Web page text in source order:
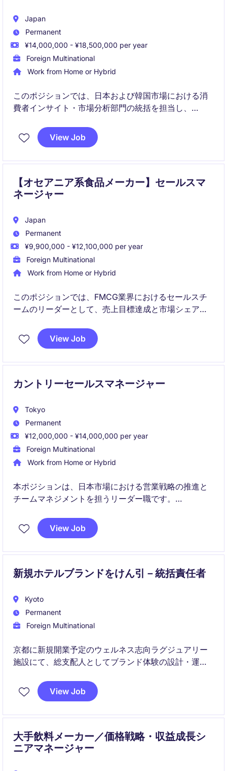
Japan
Permanent
¥14,000,000 - ¥18,500,000 per year
Foreign Multinational
Work from Home or Hybrid
このポジションでは、日本および韓国市場における消
費者インサイト・市場分析部門の統括を担当し、
上部門と密接に連携し、データ分析を活用して成長を
促進する役割を担います。
View Job
【オセアニア系食品メーカー】セールスマ
ネージャー
Japan
Permanent
¥9,900,000 - ¥12,100,000 per year
Foreign Multinational
Work from Home or Hybrid
このポジションでは、FMCG業界におけるセールスチ
ームのリーダーとして、売上目標達成と市場シェア拡
足度を高めることが求められます。
View Job
カントリーセールスマネージャー
Tokyo
Permanent
¥12,000,000 - ¥14,000,000 per year
Foreign Multinational
Work from Home or Hybrid
本ポジションは、日本市場における営業戦略の推進と
チームマネジメントを担うリーダー職です。
新規ビジネス開拓および既存顧客の拡大を通じて、継
続的な売上成長を実現していただきます。
View Job
新規ホテルブランドをけん引－統括責任者
Kyoto
Permanent
Foreign Multinational
京都に新規開業予定のウェルネス志向ラグジュアリー
施設にて、総支配人としてブランド体験の設計・運営
単なるオペレーション管理にとどまらず、"ホスト"と
View Job
大手飲料メーカー／価格戦略・収益成長シ
ニアマネージャー